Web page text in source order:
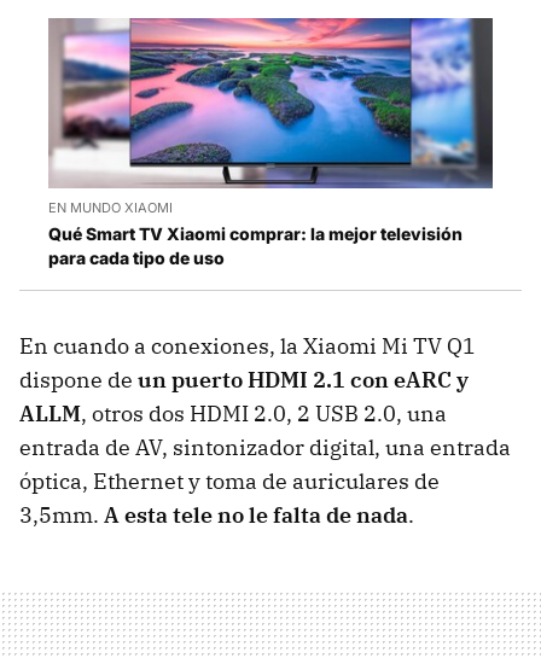
EN MUNDO XIAOMI
Qué Smart TV Xiaomi comprar: la mejor televisión
para cada tipo de uso
En cuando a conexiones, la Xiaomi Mi TV Q1
dispone de un puerto HDMI 2.1 con eARC y
ALLM, otros dos HDMI 2.0, 2 USB 2.0, una
entrada de AV, sintonizador digital, una entrada
óptica, Ethernet y toma de auriculares de
3,5mm. A esta tele no le falta de nada.